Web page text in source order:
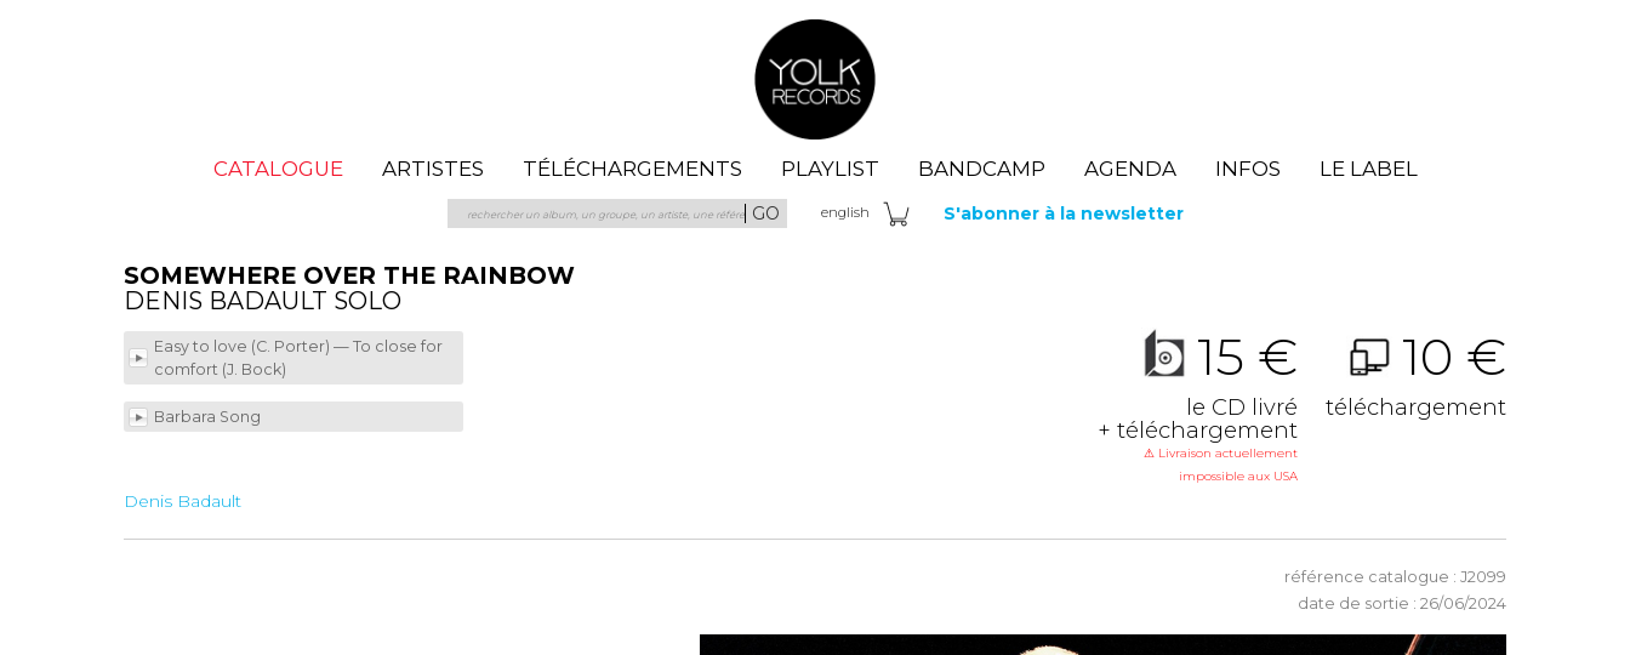
CATALOGUE ARTISTES TÉLÉCHARGEMENTS PLAYLIST BANDCAMP AGENDA INFOS LE LABEL
GO english S'abonner à la newsletter
SOMEWHERE OVER THE RAINBOW
DENIS BADAULT SOLO
Easy to love (C. Porter) — To close for
comfort (J. Bock)
Barbara Song
15 €
le CD livré
+ téléchargement
⚠ Livraison actuellement
impossible aux USA
10 €
téléchargement
Denis Badault
référence catalogue : J2099
date de sortie : 26/06/2024